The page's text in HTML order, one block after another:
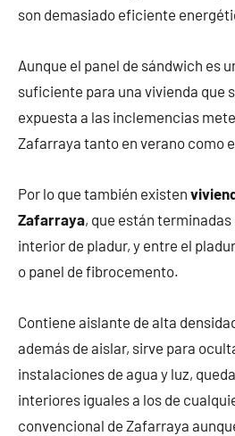
son demasiado eficiente
Aunque el panel de sándwich es
suficiente para una vivienda que
expuesta a las inclemencias
Zafarraya tanto en verano como
Por lo que también existen
Zafarraya, que están
interior de pladur, y entre el
o panel de fibrocemento.
Contiene aislante de alta
además de aislar, sirve para
instalaciones de agua y luz,
interiores iguales a los de
convencional de Zafarraya